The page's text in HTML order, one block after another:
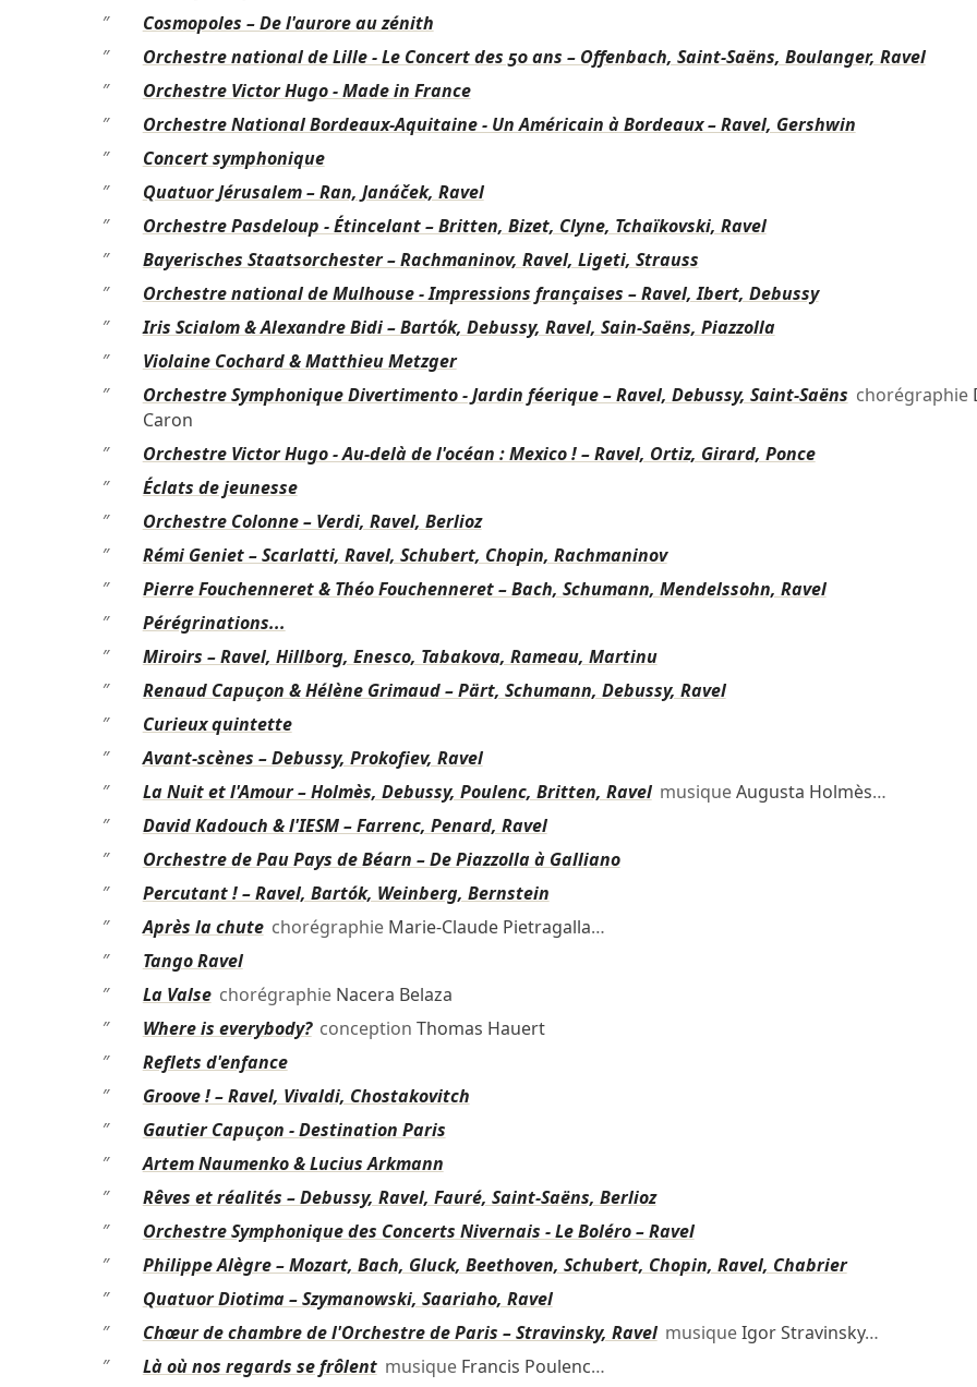
″
Cosmopoles – De l'aurore au zénith
″
Orchestre national de Lille - Le Concert des 50 ans – Offenbach, Saint-Saëns, Boulanger, Ravel
″
Orchestre Victor Hugo - Made in France
″
Orchestre National Bordeaux-Aquitaine - Un Américain à Bordeaux – Ravel, Gershwin
″
Concert symphonique
″
Quatuor Jérusalem – Ran, Janáček, Ravel
″
Orchestre Pasdeloup - Étincelant – Britten, Bizet, Clyne, Tchaïkovski, Ravel
″
Bayerisches Staatsorchester – Rachmaninov, Ravel, Ligeti, Strauss
″
Orchestre national de Mulhouse - Impressions françaises – Ravel, Ibert, Debussy
″
Iris Scialom & Alexandre Bidi – Bartók, Debussy, Ravel, Sain-Saëns, Piazzolla
″
Violaine Cochard & Matthieu Metzger
″
Orchestre Symphonique Divertimento - Jardin féerique – Ravel, Debussy, Saint-Saëns chorégraphie
Caron
″
Orchestre Victor Hugo - Au-delà de l'océan : Mexico ! – Ravel, Ortiz, Girard, Ponce
″
Éclats de jeunesse
″
Orchestre Colonne – Verdi, Ravel, Berlioz
″
Rémi Geniet – Scarlatti, Ravel, Schubert, Chopin, Rachmaninov
″
Pierre Fouchenneret & Théo Fouchenneret – Bach, Schumann, Mendelssohn, Ravel
″
Pérégrinations...
″
Miroirs – Ravel, Hillborg, Enesco, Tabakova, Rameau, Martinu
″
Renaud Capuçon & Hélène Grimaud – Pärt, Schumann, Debussy, Ravel
″
Curieux quintette
″
Avant-scènes – Debussy, Prokofiev, Ravel
″
La Nuit et l'Amour – Holmès, Debussy, Poulenc, Britten, RavelmusiqueAugusta Holmès…
″
David Kadouch & l'IESM – Farrenc, Penard, Ravel
″
Orchestre de Pau Pays de Béarn – De Piazzolla à Galliano
″
Percutant ! – Ravel, Bartók, Weinberg, Bernstein
″
Après la chutechorégraphie Marie-Claude Pietragalla…
″
Tango Ravel
″
La Valsechorégraphie Nacera Belaza
″
Where is everybody?conception Thomas Hauert
″
Reflets d'enfance
″
Groove ! – Ravel, Vivaldi, Chostakovitch
″
Gautier Capuçon - Destination Paris
″
Artem Naumenko & Lucius Arkmann
″
Rêves et réalités – Debussy, Ravel, Fauré, Saint-Saëns, Berlioz
″
Orchestre Symphonique des Concerts Nivernais - Le Boléro – Ravel
″
Philippe Alègre – Mozart, Bach, Gluck, Beethoven, Schubert, Chopin, Ravel, Chabrier
″
Quatuor Diotima – Szymanowski, Saariaho, Ravel
″
Chœur de chambre de l'Orchestre de Paris – Stravinsky, RavelmusiqueIgor Stravinsky…
″
Là où nos regards se frôlentmusique Francis Poulenc…